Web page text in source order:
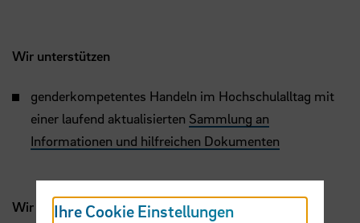
Wir unterstützen
genderkompetentes Handeln im Hochschulalltag mit
einer laufend aktualisierten Sammlung an
Informationen und hilfreichen Dokumenten
Wir kooperieren
Ihre Cookie Einstellungen